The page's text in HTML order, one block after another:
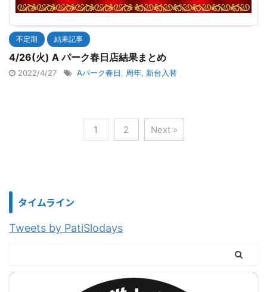
不定期 結果記事
4/26(火) A パーク春日店結果まとめ
2022/4/27 Aパーク春日 周年 新台入替
1 2 Next »
タイムライン
Tweets by PatiSlodays